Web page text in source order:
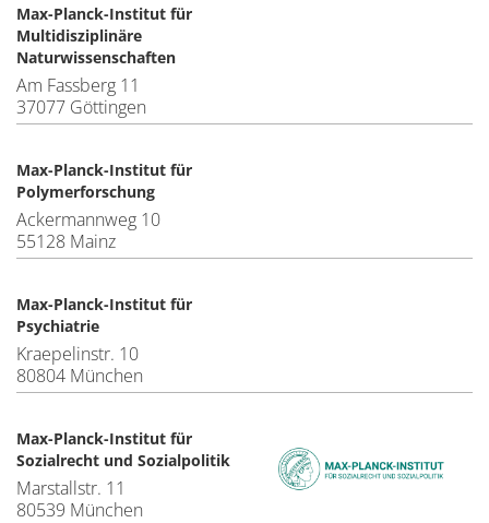
Max-Planck-Institut für
Multidisziplinäre
Naturwissenschaften
Am Fassberg 11
37077 Göttingen
Max-Planck-Institut für
Polymerforschung
Ackermannweg 10
55128 Mainz
Max-Planck-Institut für
Psychiatrie
Kraepelinstr. 10
80804 München
Max-Planck-Institut für
Sozialrecht und Sozialpolitik
Marstallstr. 11
80539 München